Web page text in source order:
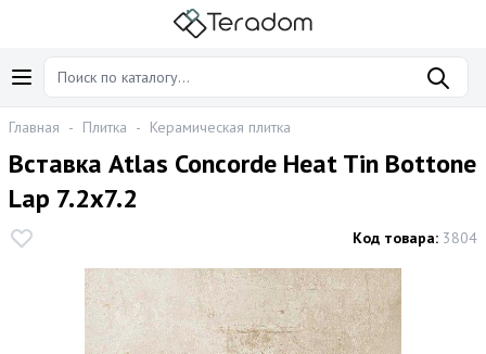
Главная - Плитка - Керамическая плитка
Вставка Atlas Concorde Heat Tin Bottone
Lap 7.2х7.2
Код товара: 3804